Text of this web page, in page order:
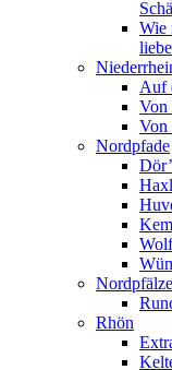
Wie
Auf
Von
Von
Nordpfade
Rhön